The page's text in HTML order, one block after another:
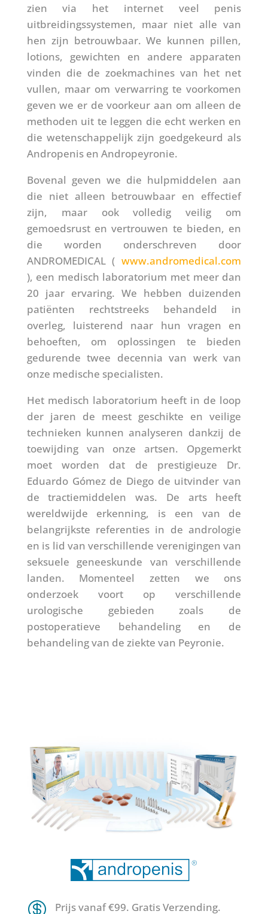
zien via het internet veel penis
uitbreidingssystemen, maar niet alle van
hen zijn betrouwbaar. We kunnen pillen,
lotions, gewichten en andere apparaten
vinden die de zoekmachines van het net
vullen, maar om verwarring te voorkomen
geven we er de voorkeur aan om alleen de
methoden uit te leggen die echt werken en
die wetenschappelijk zijn goedgekeurd als
Andropenis en Andropeyronie.
Bovenal geven we die hulpmiddelen aan
die niet alleen betrouwbaar en effectief
zijn, maar ook volledig veilig om
gemoedsrust en vertrouwen te bieden, en
die worden onderschreven door
ANDROMEDICAL (www.andromedical.com
), een medisch laboratorium met meer dan
20 jaar ervaring. We hebben duizenden
patiënten rechtstreeks behandeld in
overleg, luisterend naar hun vragen en
behoeften, om oplossingen te bieden
gedurende twee decennia van werk van
onze medische specialisten.
Het medisch laboratorium heeft in de loop
der jaren de meest geschikte en veilige
technieken kunnen analyseren dankzij de
toewijding van onze artsen. Opgemerkt
moet worden dat de prestigieuze Dr.
Eduardo Gómez de Diego de uitvinder van
de tractiemiddelen was. De arts heeft
wereldwijde erkenning, is een van de
belangrijkste referenties in de andrologie
en is lid van verschillende verenigingen van
seksuele geneeskunde van verschillende
landen. Momenteel zetten we ons
onderzoek voort op verschillende
urologische gebieden zoals de
postoperatieve behandeling en de
behandeling van de ziekte van Peyronie.
 Prijs vanaf €99. Gratis Verzending.